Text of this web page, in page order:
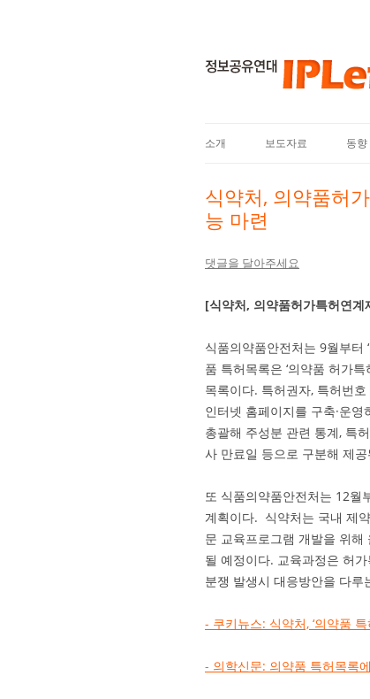
소개 보도자료 동향
식약처, 의약품허
능 마련
댓글을 달아주세요
[식약처, 의약품허가특허연
식품의약품안전처는 9월부터
품 특허목록은 ‘의약품 허가
목록이다. 특허권자, 특허번
인터넷 홈페이지를 구축·운
총괄해 주성분 관련 통계, 특
사 만료일 등으로 구분해 제
또 식품의약품안전처는 12월
계획이다. 식약처는 국내 제
문 교육프로그램 개발을 위
될 예정이다. 교육과정은 허
분쟁 발생시 대응방안을 다루
- 쿠키뉴스: 식약처, ‘의약품
- 의학신문: 의약품 특허목록